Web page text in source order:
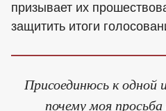
призывает их
защитить итоги
Присоединюсь к одной
почему моя